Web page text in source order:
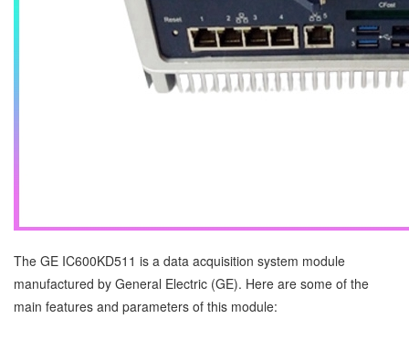
The GE IC600KD511 is a data acquisition system module
manufactured by General Electric (GE). Here are some of the
main features and parameters of this module: